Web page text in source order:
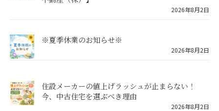
2026年8月2日
※夏季休業のお知らせ※
2026年8月2日
住設メーカーの値上げラッシュが止まらない！
今、中古住宅を選ぶべき理由
2026年8月2日